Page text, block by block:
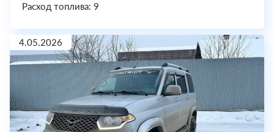
Расход топлива: 9
4.05.2026